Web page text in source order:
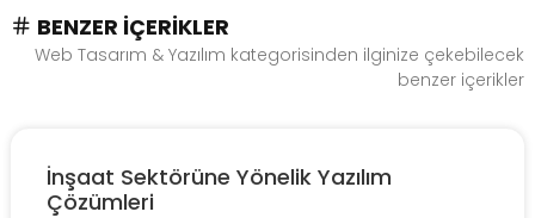
BENZER İÇERIKLER
Web Tasarım & Yazılım kategorisinden ilginize çekebilecek
benzer içerikler
İnşaat Sektörüne Yönelik Yazılım
Çözümleri